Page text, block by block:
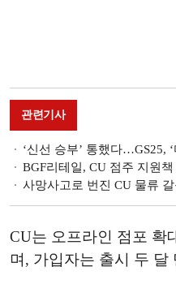
관련기사
‘신선 승부’ 통했다…GS25,
BGF리테일, CU 점주 지원
사망사고로 번진 CU 물류
CU는 오프라인 점포 확
며, 가입자는 출시 두 달